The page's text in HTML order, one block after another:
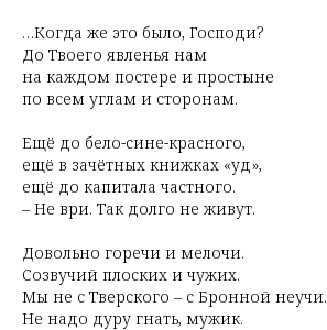
…Когда же это было, Господи?
До Твоего явленья нам
на каждом постере и простыне
по всем углам и сторонам.
Ещё до бело-сине-красного,
ещё в зачётных книжках «уд»,
ещё до капитала частного.
– Не ври. Так долго не живут.
Довольно горечи и мелочи.
Созвучий плоских и чужих.
Мы не с Тверского – с Бронной неучи.
Не надо дуру гнать, мужик.